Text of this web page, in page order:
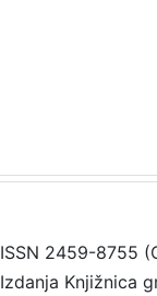
ISSN 2459-8755
Izdanja Knjižnica